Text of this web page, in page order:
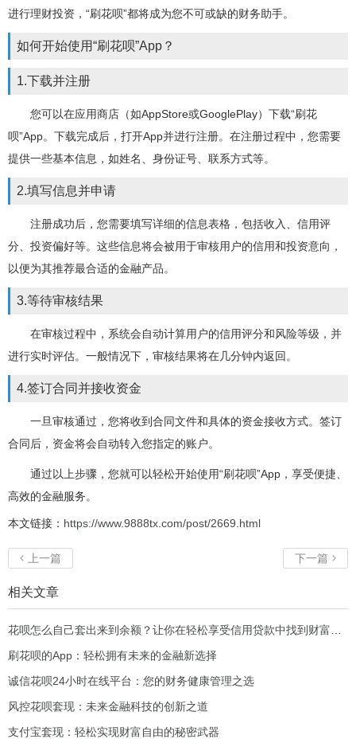
进行理财投资，“刷花呗”都将成为您不可或缺的财务助手。
如何开始使用“刷花呗”App？
1.下载并注册
您可以在应用商店（如AppStore或GooglePlay）下载“刷花
呗”App。下载完成后，打开App并进行注册。在注册过程中，您需要
提供一些基本信息，如姓名、身份证号、联系方式等。
2.填写信息并申请
注册成功后，您需要填写详细的信息表格，包括收入、信用评
分、投资偏好等。这些信息将会被用于审核用户的信用和投资意向，
以便为其推荐最合适的金融产品。
3.等待审核结果
在审核过程中，系统会自动计算用户的信用评分和风险等级，并
进行实时评估。一般情况下，审核结果将在几分钟内返回。
4.签订合同并接收资金
一旦审核通过，您将收到合同文件和具体的资金接收方式。签订
合同后，资金将会自动转入您指定的账户。
通过以上步骤，您就可以轻松开始使用“刷花呗”App，享受便捷、
高效的金融服务。
本文链接： https://www.9888tx.com/post/2669.html
 上一篇 下一篇 
相关文章
刷花呗的App：轻松拥有未来的金融新选择
诚信花呗24小时在线平台：您的财务健康管理之选
风控花呗套现：未来金融科技的创新之道
支付宝套现：轻松实现财富自由的秘密武器